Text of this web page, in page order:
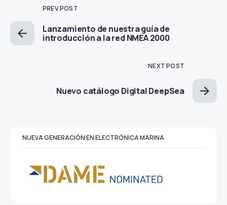
PREV POST
Lanzamiento de nuestra guía de
introducción a la red NMEA 2000
NEXT POST
Nuevo catálogo Digital DeepSea
NUEVA GENERACIÓN EN ELECTRÓNICA MARINA